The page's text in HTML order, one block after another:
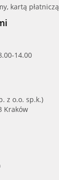
kartą płatniczą
14.00
z o.o. sp.k.)
Kraków